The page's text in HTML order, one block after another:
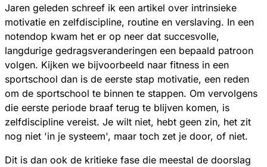
Jaren geleden schreef ik een artikel over intrinsieke
motivatie en zelfdiscipline, routine en verslaving. In een
notendop kwam het er op neer dat succesvolle,
langdurige gedragsveranderingen een bepaald patroon
volgen. Kijken we bijvoorbeeld naar fitness in een
sportschool dan is de eerste stap motivatie, een reden
om de sportschool te binnen te stappen. Om vervolgens
die eerste periode braaf terug te blijven komen, is
zelfdiscipline vereist. Je wilt niet, hebt geen zin, het zit
nog niet 'in je systeem', maar toch zet je door, of niet.
Dit is dan ook de kritieke fase die meestal de doorslag